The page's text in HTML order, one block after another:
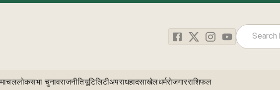
लोकसभा चुनावराजनीतियूटिलिटीअपराधहादसाखेलधर्मरोजगारराशिफल